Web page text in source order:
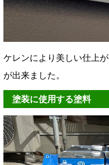
ケレンにより美しい仕上
が出来ました。
塗装に使用する塗料